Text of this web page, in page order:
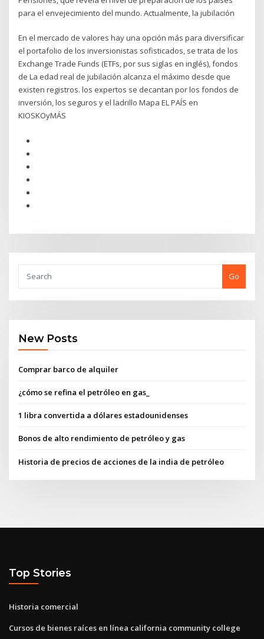
para el envejecimiento del mundo. Actualmente, la jubilación
En el mercado de valores hay una opción más para diversificar
el portafolio de los inversionistas sofisticados, se trata de los
Exchange Trade Funds (ETFs, por sus siglas en inglés), fondos
de La edad real de jubilación alcanza el máximo desde que
existen registros. los expertos se decantan por los fondos de
inversión, los seguros y el ladrillo Mapa EL PAÍS en
KIOSKOyMÁS
Go
New Posts
Comprar barco de alquiler
¿cómo se refina el petróleo en gas_
1 libra convertida a dólares estadounidenses
Bonos de alto rendimiento de petróleo y gas
Historia de precios de acciones de la india de petróleo
Top Stories
Historia comercial
Cursos de bienes raíces en línea california community college